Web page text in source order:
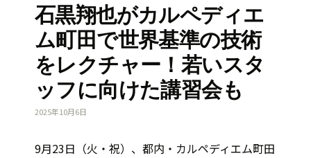
石黒翔也がカルペディエ
ム町田で世界基準の技術
をレクチャー！若いスタ
ッフに向けた講習会も
2025年10月6日
9月23日（火・祝）、都内・カルペディエム町田